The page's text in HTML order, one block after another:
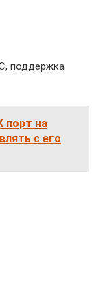
поддержка
порт на
с его